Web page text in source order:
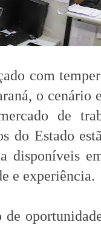
com
o cenário
de
do Estado
disponíveis
e experiência.